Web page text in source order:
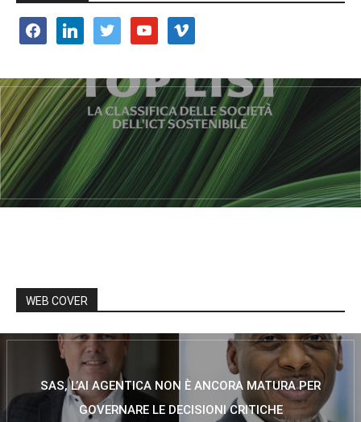
facebooklinkedin twitter youtube vimeo
WEB COVER
SAS, L’AI AGENTICA NON È ANCORA MATURA PER
GOVERNARE LE DECISIONI CRITICHE